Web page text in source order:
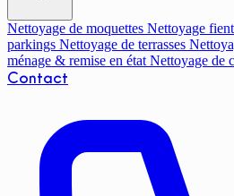
Nettoyage de moquettes Nettoyage
parkings Nettoyage de terrasses
ménage & remise en état Nettoyage de
Contact